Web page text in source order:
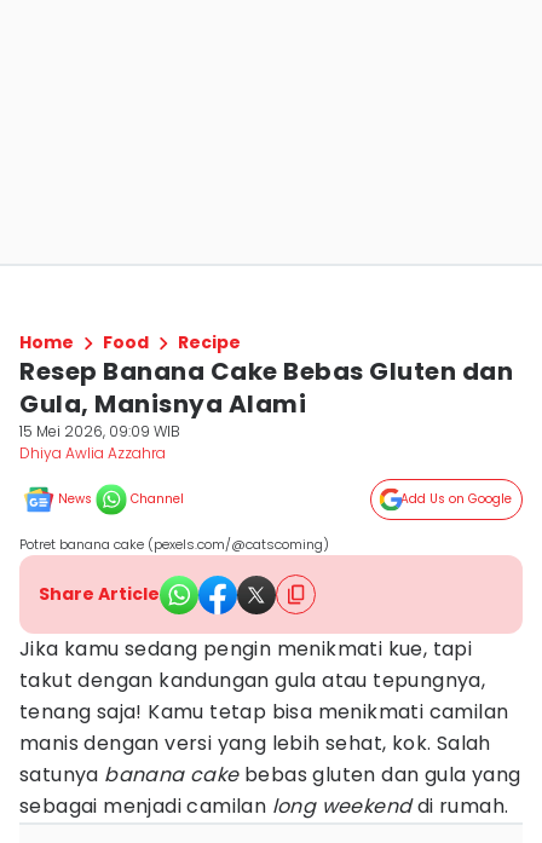
Home Food Recipe
Resep Banana Cake Bebas Gluten dan
Gula, Manisnya Alami
15 Mei 2026, 09:09 WIB
Dhiya Awlia Azzahra
News Channel Add Us on Google
Potret banana cake (pexels.com/@catscoming)
Share Article
Jika kamu sedang pengin menikmati kue, tapi
takut dengan kandungan gula atau tepungnya,
tenang saja! Kamu tetap bisa menikmati camilan
manis dengan versi yang lebih sehat, kok. Salah
satunya banana cake bebas gluten dan gula yang
sebagai menjadi camilan long weekenddi rumah.